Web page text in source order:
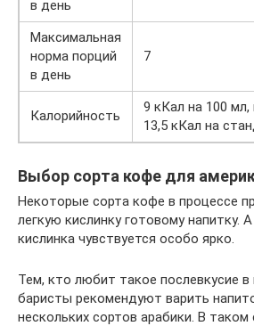
в день
Максимальная
норма порций
в день
7
Калорийность
9 кКал на 100 мл,
13,5 кКал на
Выбор сорта кофе для
Некоторые сорта кофе в процессе
легкую кислинку готовому напитку.
кислинка чувствуется особо ярко.
Тем, кто любит такое послевкусие
баристы рекомендуют варить
нескольких сортов арабики. В таком